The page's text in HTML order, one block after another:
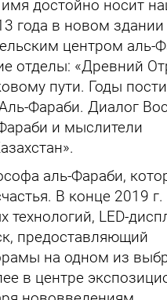
достойно носит
года в новом здании
центром аль-
отделы: «Древний
пути. Годы
Фараби. Диалог
и мыслители
аль-Фараби,
В конце 2019 г.
LED-
предоставляющий
на одном из
в центре